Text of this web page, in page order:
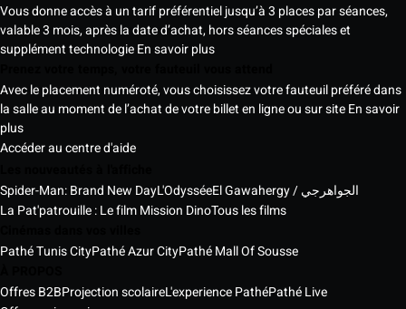
Vous donne accès à un tarif préférentiel jusqu’à 3 places par séances,
valable 3 mois, après la date d’achat, hors séances spéciales et
supplément technologieEn savoir plus
Avec le placement numéroté, vous choisissez votre fauteuil préféré dans
la salle au moment de l’achat de votre billet en ligne ou sur siteEn savoir
plus
Accéder au centre d'aide
Spider-Man: Brand New DayL'Odyssée
El Gawahergy / الجواهرجي
La Pat'patrouille : Le film Mission DinoTous les films
Pathé Tunis CityPathé Azur CityPathé Mall Of Sousse
Offres B2BProjection scolaireL'experience PathéPathé Live